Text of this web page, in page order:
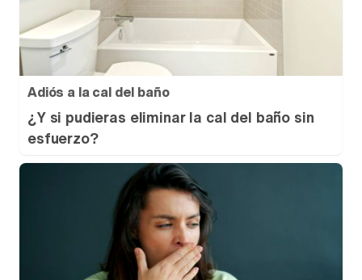
Adiós a la cal del baño
¿Y si pudieras eliminar la cal del baño sin
esfuerzo?